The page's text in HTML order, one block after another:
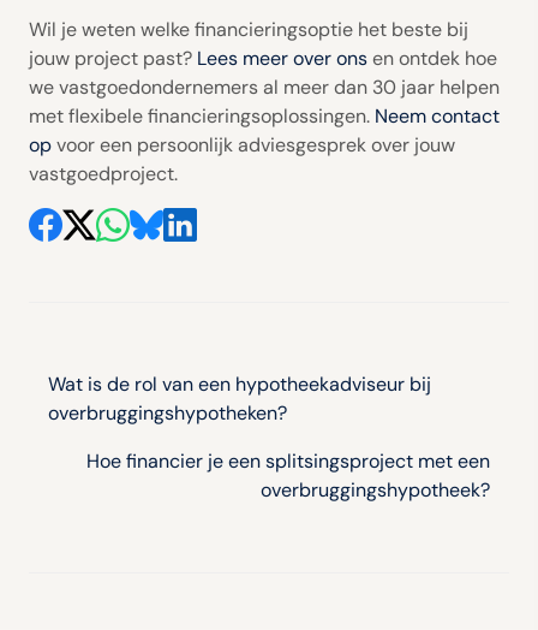
Wil je weten welke financieringsoptie het beste bij
jouw project past? Lees meer over onsen ontdek hoe
we vastgoedondernemers al meer dan 30 jaar helpen
met flexibele financieringsoplossingen. Neem contact
opvoor een persoonlijk adviesgesprek over jouw
vastgoedproject.
Wat is de rol van een hypotheekadviseur bij
overbruggingshypotheken?
Hoe financier je een splitsingsproject met een
overbruggingshypotheek?